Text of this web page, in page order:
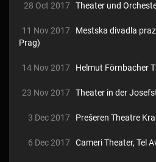
28 Oct 2017 Theater und
11 Nov 2017
Mestska divadla
Prag)
14 Nov 2017 Helmut Förnbacher
23 Nov 2017 Theater in der
3 Dec 2017 Prešeren Theatre
6 Dec 2017 Cameri Theater, Tel